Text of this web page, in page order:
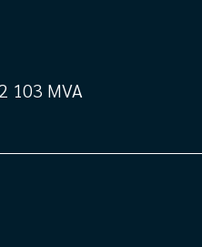
103 MVA